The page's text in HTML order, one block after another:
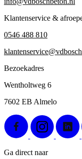
Klantenservice &
0546 488 810
Bezoekadres
Wentholtweg 6
7602 EB Almelo
Ga direct naar